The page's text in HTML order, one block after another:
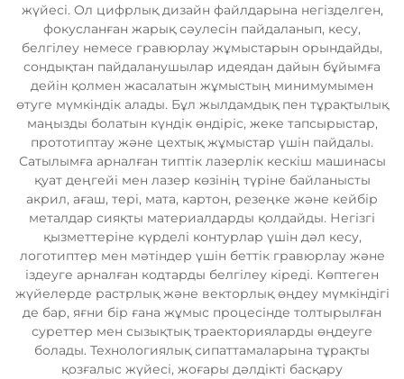
жүйесі. Ол цифрлық дизайн файлдарына негізделген,
фокусланған жарық сәулесін пайдаланып, кесу,
белгілеу немесе гравюрлау жұмыстарын орындайды,
сондықтан пайдаланушылар идеядан дайын бұйымға
дейін қолмен жасалатын жұмыстың минимумымен
өтуге мүмкіндік алады. Бұл жылдамдық пен тұрақтылық
маңызды болатын күндік өндіріс, жеке тапсырыстар,
прототиптау және цехтық жұмыстар үшін пайдалы.
Сатылымға арналған типтік лазерлік кескіш машинасы
қуат деңгейі мен лазер көзінің түріне байланысты
акрил, ағаш, тері, мата, картон, резеңке және кейбір
металдар сияқты материалдарды қолдайды. Негізгі
қызметтеріне күрделі контурлар үшін дәл кесу,
логотиптер мен мәтіндер үшін беттік гравюрлау және
іздеуге арналған кодтарды белгілеу кіреді. Көптеген
жүйелерде растрлық және векторлық өңдеу мүмкіндігі
де бар, яғни бір ғана жұмыс процесінде толтырылған
суреттер мен сызықтық траекторияларды өңдеуге
болады. Технологиялық сипаттамаларына тұрақты
қозғалыс жүйесі, жоғары дәлдікті басқару